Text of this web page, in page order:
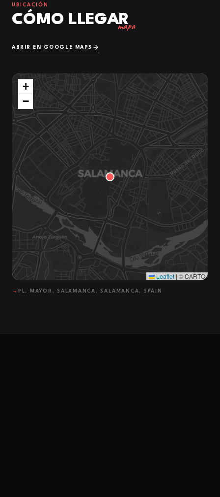
UBICACIÓN
CÓMO LLEGAR
mapa
ABRIR EN GOOGLE MAPS
+
−
Leaflet | © CARTO
→ PL. MAYOR, SALAMANCA, SALAMANCA, SPAIN